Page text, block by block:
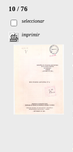
10 / 76
seleccionar
imprimir